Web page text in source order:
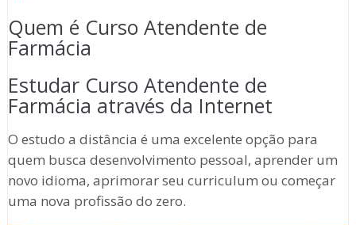
Quem é Curso Atendente de
Farmácia
Estudar Curso Atendente de
Farmácia através da Internet
O estudo a distância é uma excelente opção para
quem busca desenvolvimento pessoal, aprender um
novo idioma, aprimorar seu curriculum ou começar
uma nova profissão do zero.